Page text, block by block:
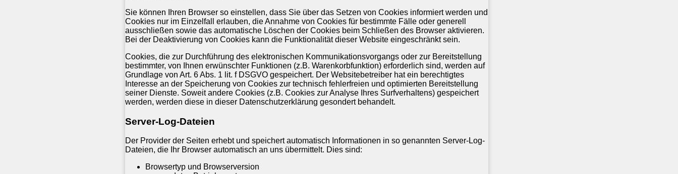
Sie können Ihren Browser so einstellen, dass Sie über das Setzen von Cookies informiert werden und
Cookies nur im Einzelfall erlauben, die Annahme von Cookies für bestimmte Fälle oder generell
ausschließen sowie das automatische Löschen der Cookies beim Schließen des Browser aktivieren.
Bei der Deaktivierung von Cookies kann die Funktionalität dieser Website eingeschränkt sein.
Cookies, die zur Durchführung des elektronischen Kommunikationsvorgangs oder zur Bereitstellung
bestimmter, von Ihnen erwünschter Funktionen (z.B. Warenkorbfunktion) erforderlich sind, werden auf
Grundlage von Art. 6 Abs. 1 lit. f DSGVO gespeichert. Der Websitebetreiber hat ein berechtigtes
Interesse an der Speicherung von Cookies zur technisch fehlerfreien und optimierten Bereitstellung
seiner Dienste. Soweit andere Cookies (z.B. Cookies zur Analyse Ihres Surfverhaltens) gespeichert
werden, werden diese in dieser Datenschutzerklärung gesondert behandelt.
Server-Log-Dateien
Der Provider der Seiten erhebt und speichert automatisch Informationen in so genannten Server-Log-
Dateien, die Ihr Browser automatisch an uns übermittelt. Dies sind:
Browsertyp und Browserversion